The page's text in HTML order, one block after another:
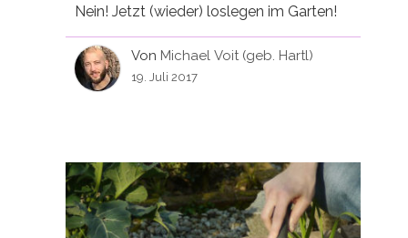
Nein! Jetzt (wieder) loslegen im Garten!
Von Michael Voit (geb. Hartl)
19. Juli 2017